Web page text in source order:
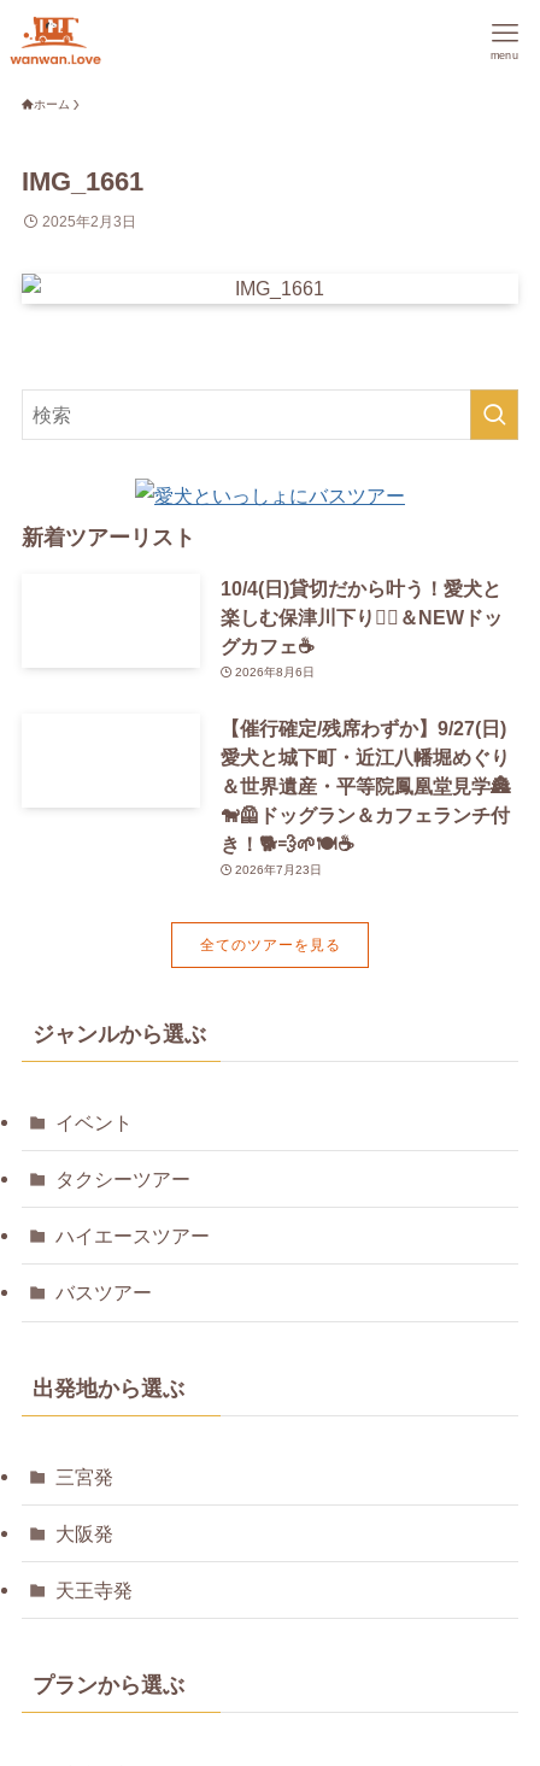
menu
ホーム
IMG_1661
2025年2月3日
新着ツアーリスト
10/4(日)貸切だから叶う！愛犬と
楽しむ保津川下り🚣‍♀️＆NEWドッ
グカフェ☕️
2026年8月6日
【催行確定/残席わずか】9/27(日)
愛犬と城下町・近江八幡堀めぐり
＆世界遺産・平等院鳳凰堂見学🏯
🐕‍🦺ドッグラン＆カフェランチ付
き！🐕💨🌱🍽️☕️
2026年7月23日
全てのツアーを見る
ジャンルから選ぶ
イベント
タクシーツアー
ハイエースツアー
バスツアー
出発地から選ぶ
三宮発
大阪発
天王寺発
プランから選ぶ